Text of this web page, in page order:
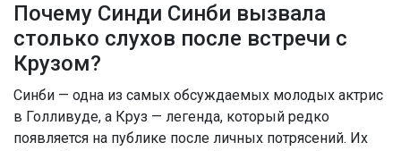
Почему Синди Синби вызвала
столько слухов после встречи с
Крузом?
Синби — одна из самых обсуждаемых молодых актрис
в Голливуде, а Круз — легенда, который редко
появляется на публике после личных потрясений. Их